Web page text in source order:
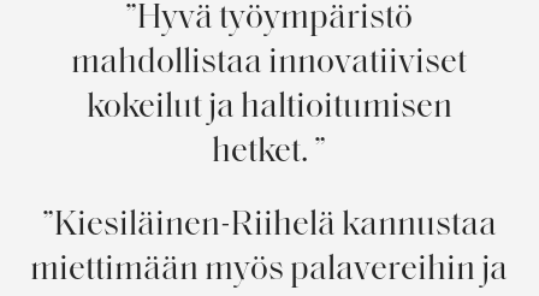
Hyvä työympäristö
mahdollistaa innovatiiviset
kokeilut ja haltioitumisen
hetket.
Kiesiläinen-Riihelä kannustaa
miettimään myös palavereihin ja